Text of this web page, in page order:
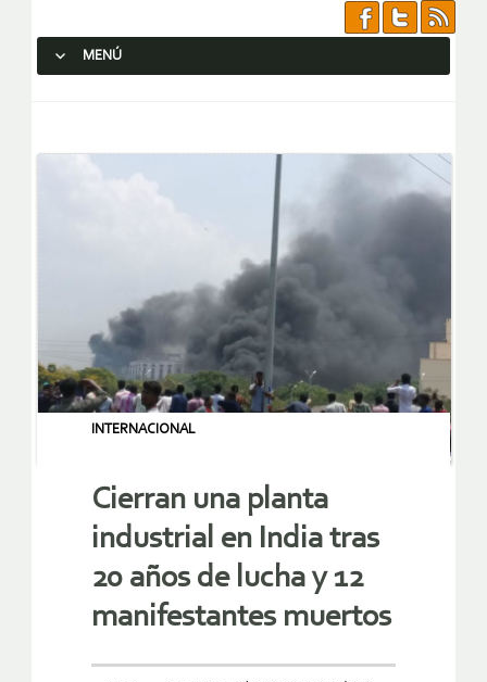
MENÚ
INTERNACIONAL
Cierran una planta
industrial en India tras
20 años de lucha y 12
manifestantes muertos